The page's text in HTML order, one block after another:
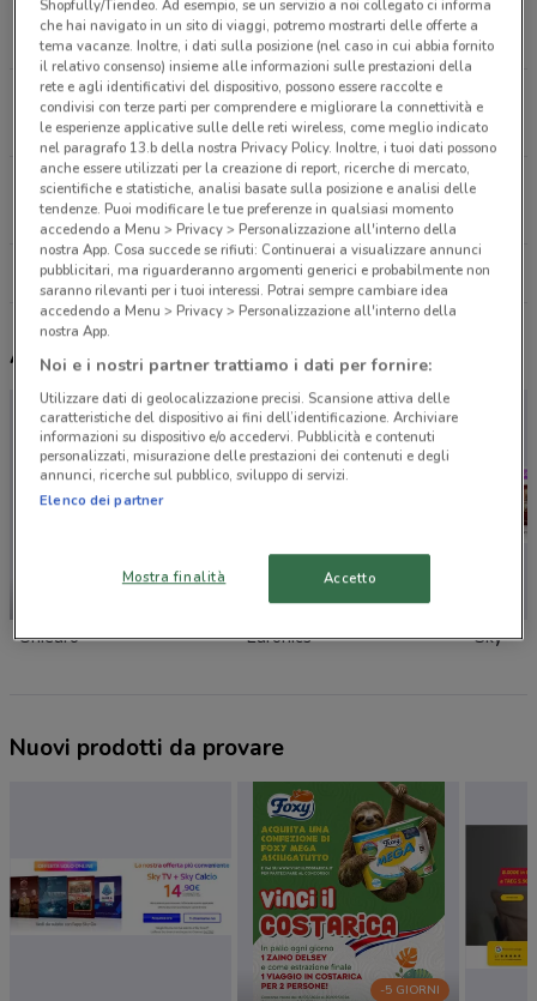
Via Dei Mille, 24 Roma
5.2 km
Piazza Dell’Ateneo Salesiano, 31 Roma
6.4 km
Via Silvestro Gherardi 15 Roma
7.9 km
Tutti i negozi Vobis
Altri volantini nelle vicinanze
Unieuro Euronics Sky
Nuovi prodotti da provare
-5 GIORNI
Shopfully/Tiendeo. Ad esempio, se un servizio a noi collegato ci informa
che hai navigato in un sito di viaggi, potremo mostrarti delle offerte a
tema vacanze. Inoltre, i dati sulla posizione (nel caso in cui abbia fornito
il relativo consenso) insieme alle informazioni sulle prestazioni della
rete e agli identificativi del dispositivo, possono essere raccolte e
condivisi con terze parti per comprendere e migliorare la connettività e
le esperienze applicative sulle delle reti wireless, come meglio indicato
nel paragrafo 13.b della nostra Privacy Policy. Inoltre, i tuoi dati possono
anche essere utilizzati per la creazione di report, ricerche di mercato,
scientifiche e statistiche, analisi basate sulla posizione e analisi delle
tendenze. Puoi modificare le tue preferenze in qualsiasi momento
accedendo a Menu > Privacy > Personalizzazione all'interno della
nostra App. Cosa succede se rifiuti: Continuerai a visualizzare annunci
pubblicitari, ma riguarderanno argomenti generici e probabilmente non
saranno rilevanti per i tuoi interessi. Potrai sempre cambiare idea
accedendo a Menu > Privacy > Personalizzazione all'interno della
nostra App.
Noi e i nostri partner trattiamo i dati per fornire:
Utilizzare dati di geolocalizzazione precisi. Scansione attiva delle
caratteristiche del dispositivo ai fini dell’identificazione. Archiviare
informazioni su dispositivo e/o accedervi. Pubblicità e contenuti
personalizzati, misurazione delle prestazioni dei contenuti e degli
annunci, ricerche sul pubblico, sviluppo di servizi.
Elenco dei partner
Mostra finalità Accetto